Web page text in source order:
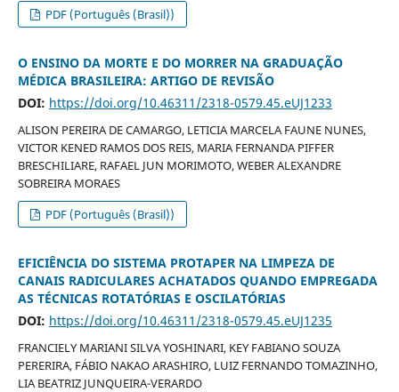
PDF (Português (Brasil))
O ENSINO DA MORTE E DO MORRER NA GRADUAÇÃO
MÉDICA BRASILEIRA: ARTIGO DE REVISÃO
DOI: https://doi.org/10.46311/2318-0579.45.eUJ1233
ALISON PEREIRA DE CAMARGO, LETICIA MARCELA FAUNE NUNES,
VICTOR KENED RAMOS DOS REIS, MARIA FERNANDA PIFFER
BRESCHILIARE, RAFAEL JUN MORIMOTO, WEBER ALEXANDRE
SOBREIRA MORAES
PDF (Português (Brasil))
EFICIÊNCIA DO SISTEMA PROTAPER NA LIMPEZA DE
CANAIS RADICULARES ACHATADOS QUANDO EMPREGADA
AS TÉCNICAS ROTATÓRIAS E OSCILATÓRIAS
DOI: https://doi.org/10.46311/2318-0579.45.eUJ1235
FRANCIELY MARIANI SILVA YOSHINARI, KEY FABIANO SOUZA
PERERIRA, FÁBIO NAKAO ARASHIRO, LUIZ FERNANDO TOMAZINHO,
LIA BEATRIZ JUNQUEIRA-VERARDO